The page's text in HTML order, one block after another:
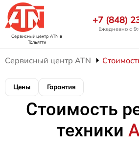
Сервисный центр ATN в
Тольятти
+7 (848)
Ежедневно с
Сервисный центр ATN
Цены Гарантия
Стоимость
техники